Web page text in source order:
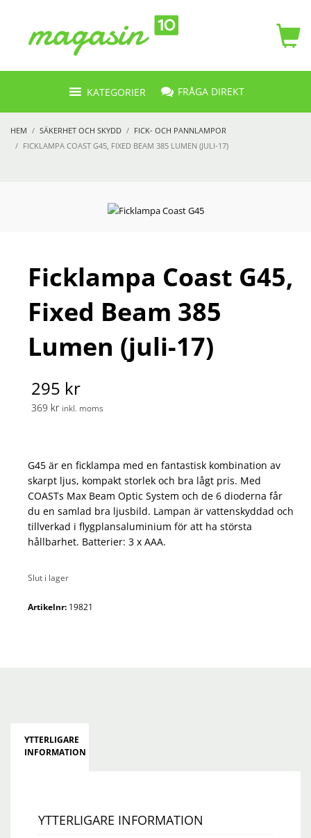
KATEGORIER FRÅGA DIREKT
HEM SÄKERHET OCH SKYDD
FICK- OCH PANNLAMPOR
FICKLAMPA COAST G45, FIXED BEAM 385 LUMEN (JULI-17)
Ficklampa Coast G45,
Fixed Beam 385
Lumen (juli-17)
295 kr
369 kr inkl. moms
G45 är en ficklampa med en fantastisk kombination av
skarpt ljus, kompakt storlek och bra lågt pris. Med
COASTs Max Beam Optic System och de 6 dioderna får
du en samlad bra ljusbild. Lampan är vattenskyddad och
tillverkad i flygplansaluminium för att ha största
hållbarhet. Batterier: 3 x AAA.
Slut i lager
Artikelnr: 19821
YTTERLIGARE
INFORMATION
YTTERLIGARE INFORMATION